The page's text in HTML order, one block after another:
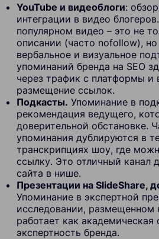
YouTube и видеоблоги:
интеграции в видео
популярном видео – это не
описании (часто nofollow),
вербальное и визуальное
упоминаний бренда на SEO
через трафик с платформы и
размещение ссылок.
Подкасты. Упоминание в
рекомендация ведущего,
доверительной обстановке.
упоминания дублируются в
транскрипциях шоу, где
ссылку. Это отличный канал
сайта в нише.
Презентации на SlideShare,
Упоминание в экспертной
исследовании, размещенном
работает как
экспертность бренда.